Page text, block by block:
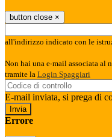
button close ×
all'indirizzo indicato con le
Non hai una e-mail associata al
tramite la Login Spaggiari
E-mail inviata, si prega di
Errore